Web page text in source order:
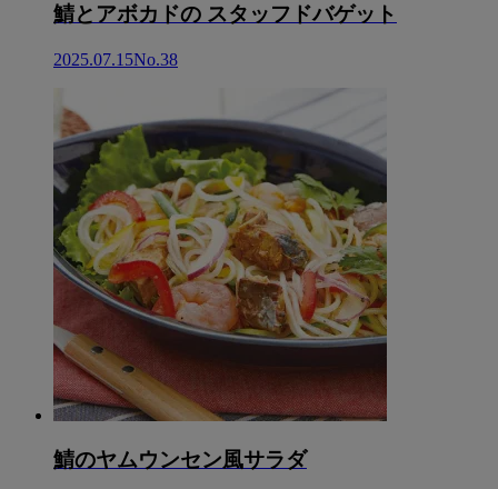
鯖とアボカドの スタッフドバゲット
2025.07.15No.38
鯖のヤムウンセン風サラダ